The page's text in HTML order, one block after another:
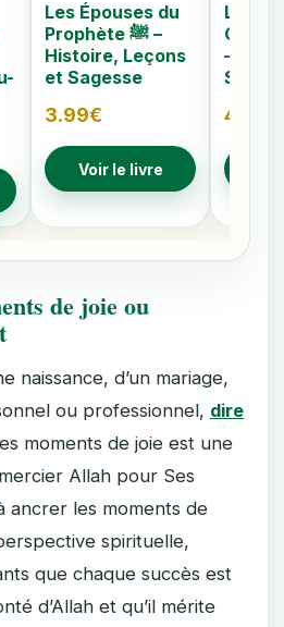
Les Épouses du
Prophète ﷺ –
Histoire, Leçons
et Sagesse
3.99€
Voir le livre
Les
–
4.79
de joie ou
naissance, d’un mariage,
ou professionnel, dire
moments de joie est une
Allah pour Ses
ancrer les moments de
spirituelle,
que chaque succès est
d’Allah et qu’il mérite